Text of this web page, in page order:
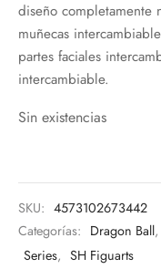
diseño completamente
muñecas
partes faciales
intercambiable.
Sin existencias
SKU: 4573102673442
Categorías: Dragon Ball,
Series, SH Figuarts